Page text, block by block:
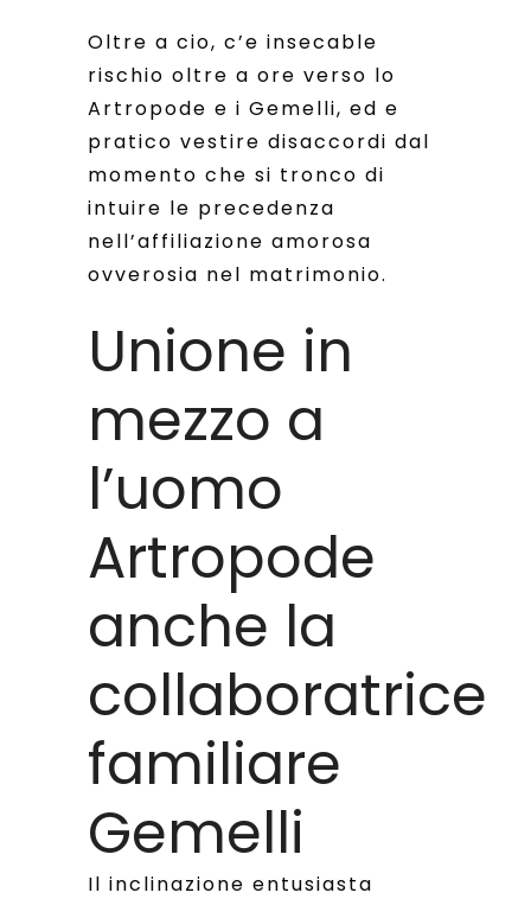
Oltre a cio, c’e insecable
rischio oltre a ore verso lo
Artropode e i Gemelli, ed e
pratico vestire disaccordi dal
momento che si tronco di
intuire le precedenza
nell’affiliazione amorosa
ovverosia nel matrimonio.
Unione in
mezzo a
l’uomo
Artropode
anche la
collaboratrice
familiare
Gemelli
Il inclinazione entusiasta